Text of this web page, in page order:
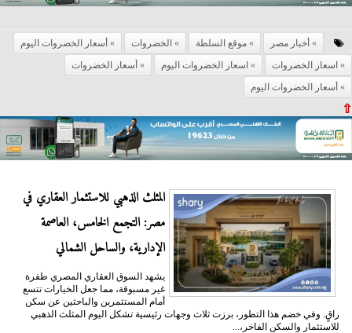
أخبار مصر موقع السلطة الخضروات
أسعار الخضروات اليوم
اسعار الخضروات
اسعار الخضروات اليوم
أسعار الخضروات
أسعار الخضروات اليوم
⇧
المثلث الذهبي للاستثمار العقاري في
مصر: التجمع الخامس، العاصمة
الإدارية، والساحل الشمالي
يشهد السوق العقاري المصري طفرة
غير مسبوقة، مما جعل الخيارات تتسع
أمام المستثمرين والباحثين عن سكن
راقٍ. وفي خضم هذا التطور، برزت ثلاث وجهات رئيسية تشكل اليوم المثلث الذهبي
للاستثمار والسكن الفاخر،...